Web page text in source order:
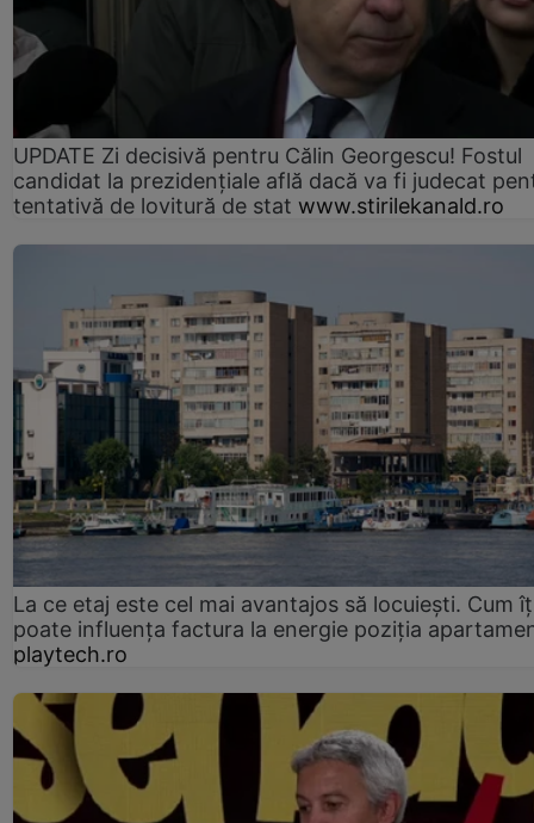
UPDATE Zi decisivă pentru Călin Georgescu! Fostul
candidat la prezidențiale află dacă va fi judecat
tentativă de lovitură de stat www.stirilekanald.ro
La ce etaj este cel mai avantajos să locuiești. Cum
poate influența factura la energie poziția
playtech.ro